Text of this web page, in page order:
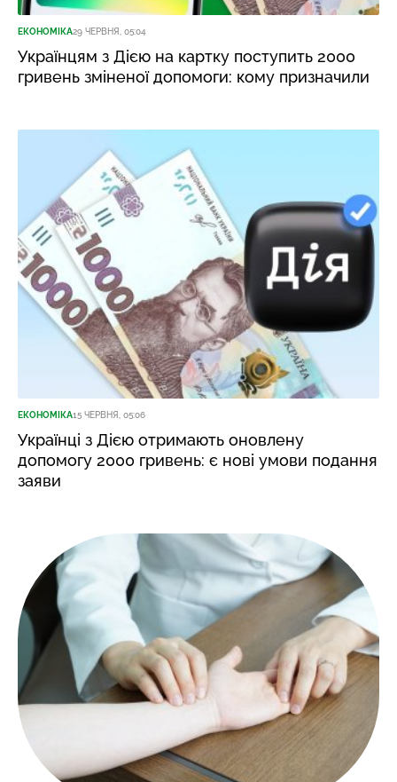
ЕКОНОМІКА29 ЧЕРВНЯ, 05:04
Українцям з Дією на картку поступить 2000
гривень зміненої допомоги: кому призначили
ЕКОНОМІКА15 ЧЕРВНЯ, 05:06
Українці з Дією отримають оновлену
допомогу 2000 гривень: є нові умови подання
заяви